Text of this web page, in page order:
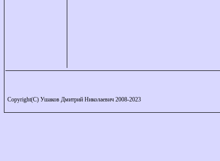
Copyright(C) Ушаков Дмитрий Николаевич 2008-2023